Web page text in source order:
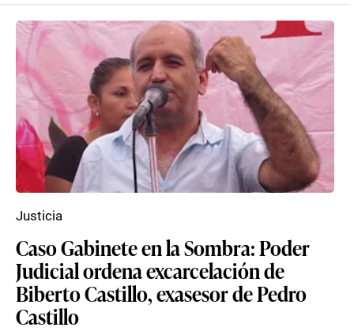
Caso Gabinete en la Sombra: Poder
Judicial ordena excarcelación de
Biberto Castillo, exasesor de Pedro
Castillo
Justicia